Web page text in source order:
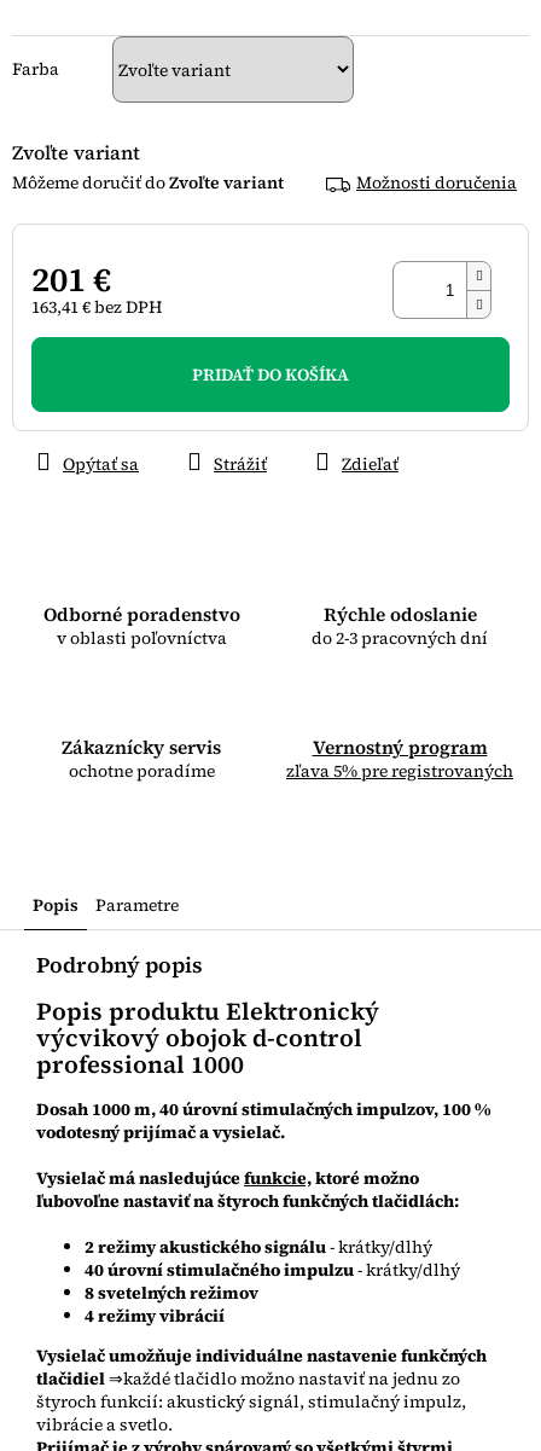
Farba
Zvoľte variant
Zvoľte variant Možnosti doručenia
201 €
163,41 € bez DPH
Jednotková
PRIDAŤ DO KOŠÍKA
Odborné poradenstvo
v oblasti poľovníctva
Rýchle odoslanie
do 2-3 pracovných dní
Zákaznícky servis
ochotne poradíme
Vernostný program
zľava 5% pre registrovaných
Opýtať sa Strážiť Zdieľať
Popis Parametre
Podrobný popis
Popis produktu Elektronický
výcvikový obojok d-control
professional 1000
Dosah 1000 m, 40 úrovní stimulačných impulzov, 100 %
vodotesný prijímač a vysielač.
Vysielač má nasledujúcefunkcie,ktoré možno
ľubovoľne nastaviť na štyroch funkčných tlačidlách:
2 režimy akustického signálu- krátky/dlhý
40 úrovní stimulačného impulzu- krátky/dlhý
8 svetelných režimov
4 režimy vibrácií
Vysielač umožňuje individuálne nastaveniefunkčných
tlačidiel⇒každé tlačidlo možno nastaviť na jednu zo
štyroch funkcií: akustický signál, stimulačný impulz,
vibrácie a svetlo.